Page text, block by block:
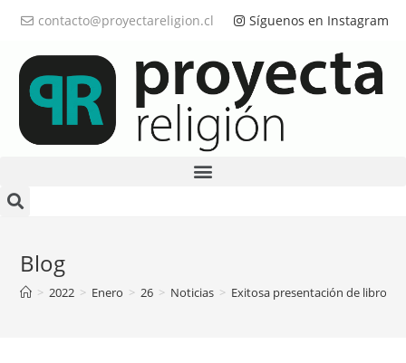
contacto@proyectareligion.cl Síguenos en Instagram
Blog
> 2022 > Enero > 26 > Noticias > Exitosa presentación de libro